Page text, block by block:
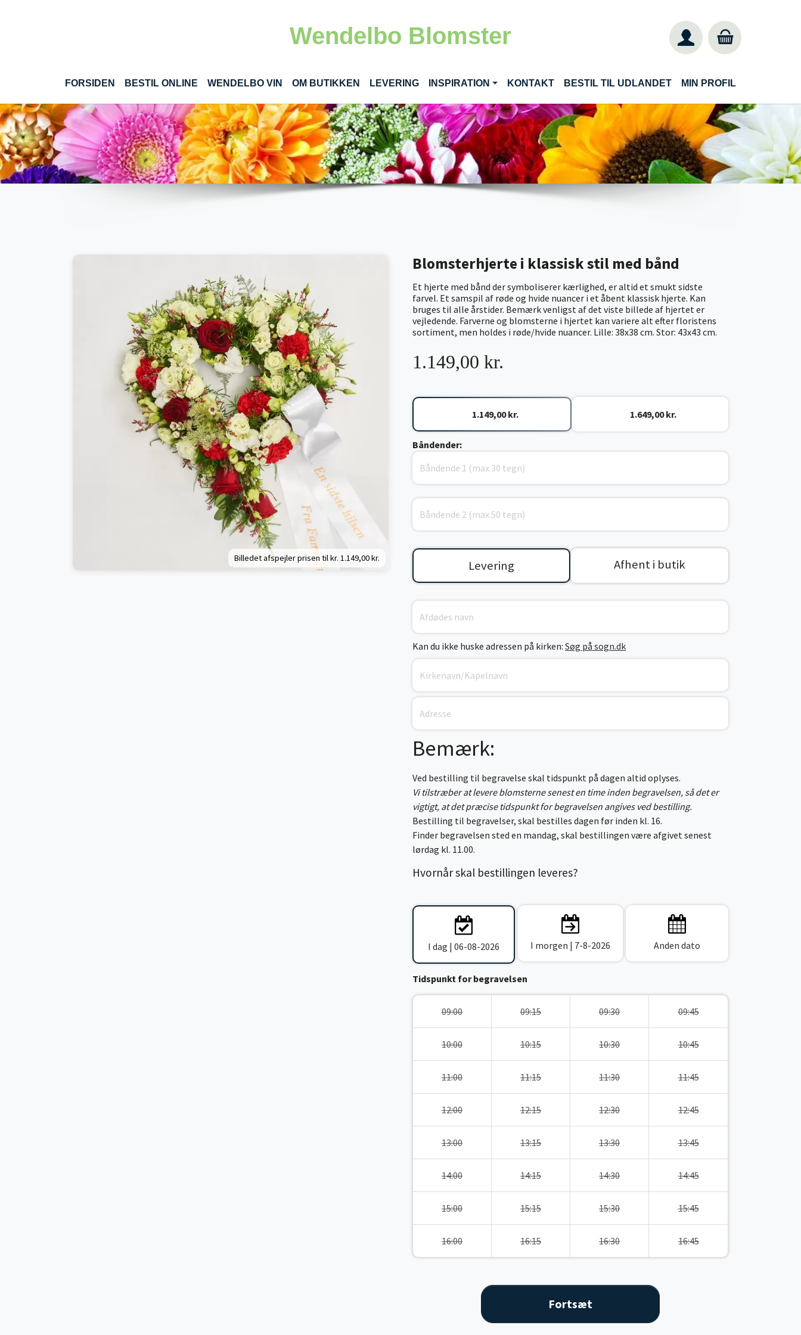
Wendelbo Blomster
FORSIDEN BESTIL ONLINE(CURRENT)
WENDELBO VIN OM BUTIKKEN LEVERING INSPIRATION KONTAKT BESTIL TIL UDLANDET MIN PROFIL
Billedet afspejler prisen til kr. 1.149,00 kr.
Blomsterhjerte i klassisk stil med bånd
Et hjerte med bånd der symboliserer kærlighed, er altid et smukt sidste
farvel. Et samspil af røde og hvide nuancer i et åbent klassisk hjerte. Kan
bruges til alle årstider. Bemærk venligst af det viste billede af hjertet er
vejledende. Farverne og blomsterne i hjertet kan variere alt efter floristens
sortiment, men holdes i røde/hvide nuancer. Lille: 38x38 cm. Stor: 43x43 cm.
1.149,00 kr.
1.149,00 kr. 1.649,00 kr.
Båndender:
Levering Afhent i butik
Kan du ikke huske adressen på kirken: Søg på sogn.dk
Bemærk:
Ved bestilling til begravelse skal tidspunkt på dagen altid oplyses.
Vi tilstræber at levere blomsterne senest en time inden begravelsen, så det er
vigtigt, at det præcise tidspunkt for begravelsen angives ved bestilling.
Bestilling til begravelser, skal bestilles dagen før inden kl. 16.
Finder begravelsen sted en mandag, skal bestillingen være afgivet senest
lørdag kl. 11.00.
Hvornår skal bestillingen leveres?
I dag | 06-08-2026 I morgen | 7-8-2026 Anden dato
Tidspunkt for begravelsen
09:00 09:15 09:30 09:45
10:00 10:15 10:30 10:45
11:00 11:15 11:30 11:45
12:00 12:15 12:30 12:45
13:00 13:15 13:30 13:45
14:00 14:15 14:30 14:45
15:00 15:15 15:30 15:45
16:00 16:15 16:30 16:45